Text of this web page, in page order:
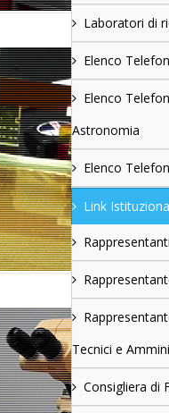
Laboratori di
Elenco
Elenco
Astronomia
Elenco
Link
Tecnici e
Consigliera di